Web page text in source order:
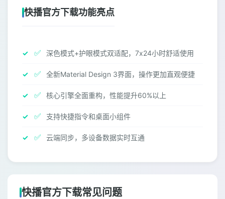
快播官方下载功能亮点
✅ 深色模式+护眼模式双适配，7x24小时舒适使用
✅ 全新Material Design 3界面，操作更加直观便捷
✅ 核心引擎全面重构，性能提升60%以上
✅ 支持快捷指令和桌面小组件
✅ 云端同步，多设备数据实时互通
快播官方下载常见问题